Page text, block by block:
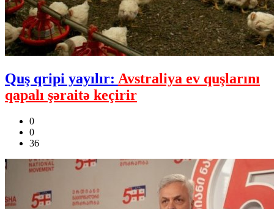
Quş qripi yayılır: Avstraliya ev quşlarını
qapalı şəraitə keçirir
0
0
36